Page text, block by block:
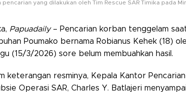
pencarian yang dilakukan oleh Tim Rescue SAR Timika pada
Papuadaily– Pencarian korban tenggelam
Poumako bernama Robianus Kehek (18)
(15/3/2026) sore belum membuahkan hasil.
keterangan resminya, Kepala Kantor
Operasi SAR, Charles Y. Batlajeri